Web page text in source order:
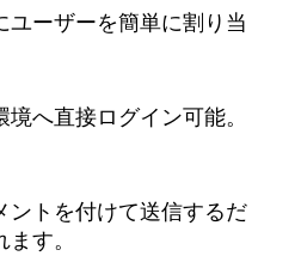
ーザーを簡単に割り当
へ直接ログイン可能。
ントを付けて送信するだ
す。